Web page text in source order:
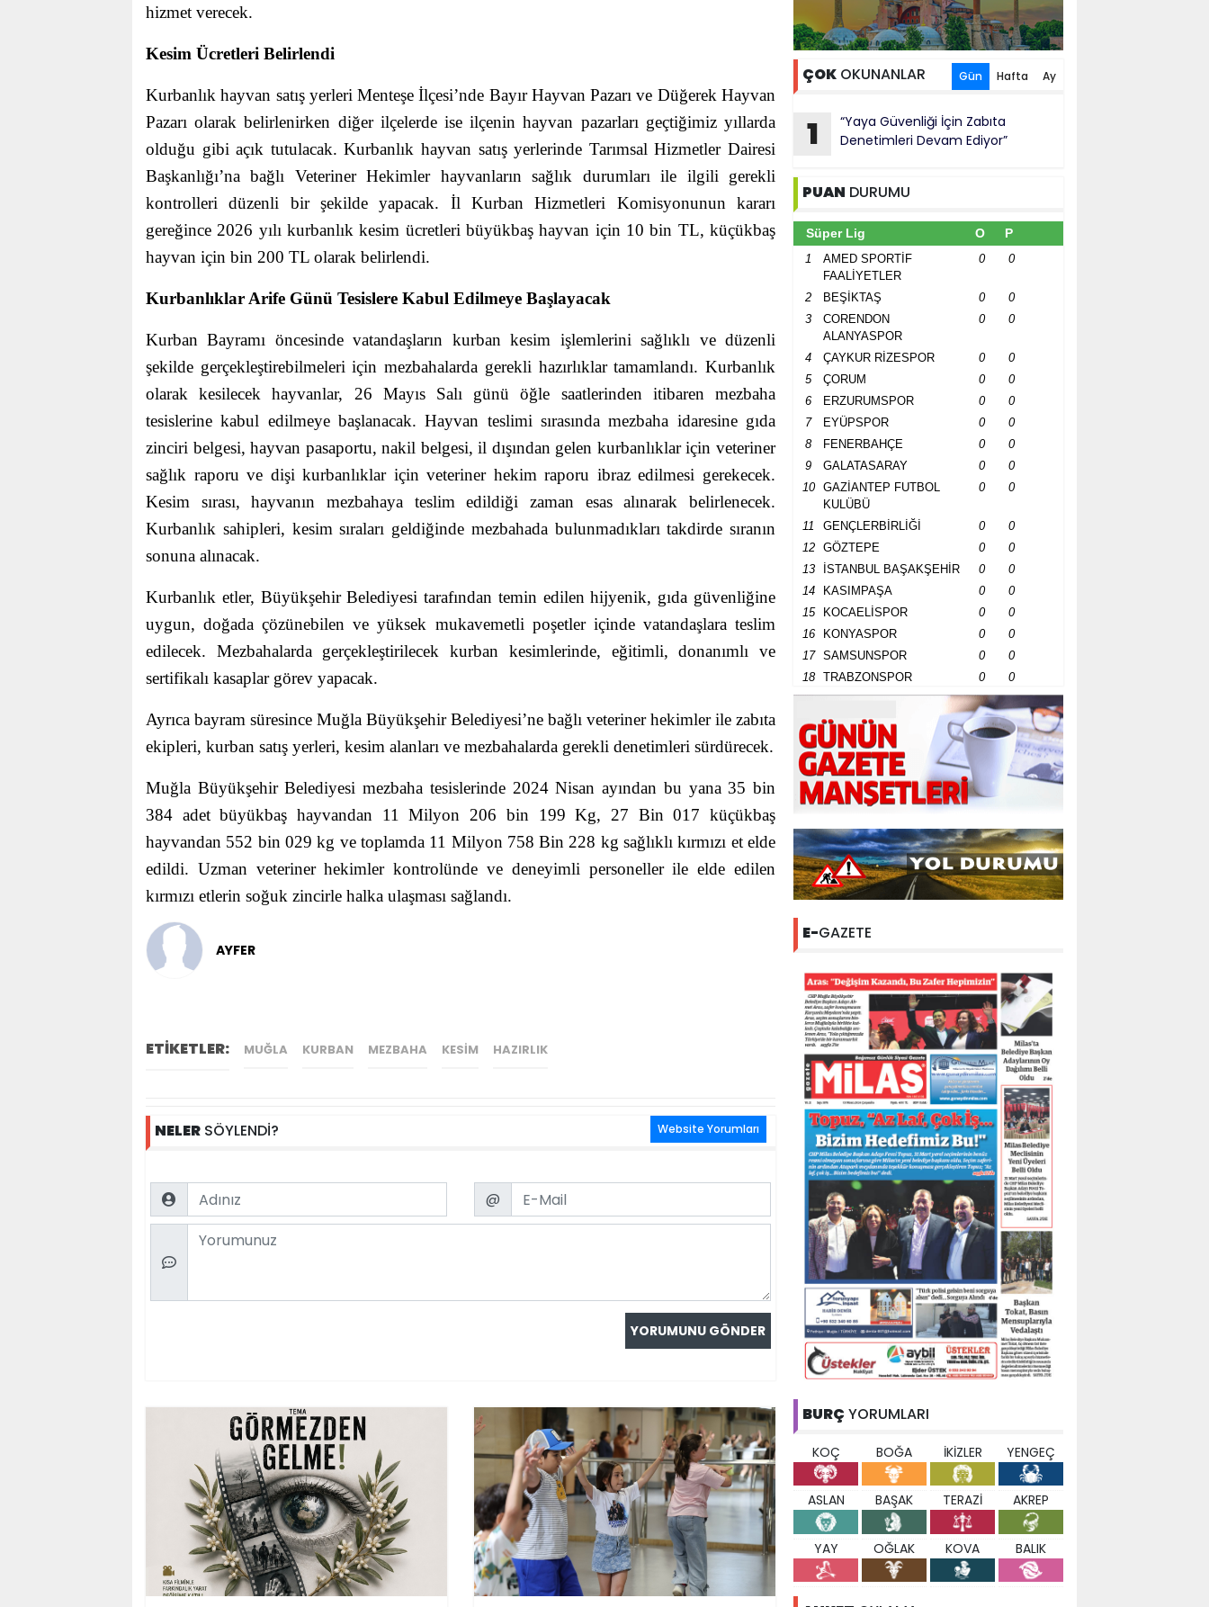
hizmet verecek.
Kesim Ücretleri Belirlendi
Kurbanlık hayvan satış yerleri Menteşe İlçesi’nde Bayır Hayvan Pazarı ve Düğerek Hayvan
Pazarı olarak belirlenirken diğer ilçelerde ise ilçenin hayvan pazarları geçtiğimiz yıllarda
olduğu gibi açık tutulacak. Kurbanlık hayvan satış yerlerinde Tarımsal Hizmetler Dairesi
Başkanlığı’na bağlı Veteriner Hekimler hayvanların sağlık durumları ile ilgili gerekli
kontrolleri düzenli bir şekilde yapacak. İl Kurban Hizmetleri Komisyonunun kararı
gereğince 2026 yılı kurbanlık kesim ücretleri büyükbaş hayvan için 10 bin TL, küçükbaş
hayvan için bin 200 TL olarak belirlendi.
Kurbanlıklar Arife Günü Tesislere Kabul Edilmeye Başlayacak
Kurban Bayramı öncesinde vatandaşların kurban kesim işlemlerini sağlıklı ve düzenli
şekilde gerçekleştirebilmeleri için mezbahalarda gerekli hazırlıklar tamamlandı. Kurbanlık
olarak kesilecek hayvanlar, 26 Mayıs Salı günü öğle saatlerinden itibaren mezbaha
tesislerine kabul edilmeye başlanacak. Hayvan teslimi sırasında mezbaha idaresine gıda
zinciri belgesi, hayvan pasaportu, nakil belgesi, il dışından gelen kurbanlıklar için veteriner
sağlık raporu ve dişi kurbanlıklar için veteriner hekim raporu ibraz edilmesi gerekecek.
Kesim sırası, hayvanın mezbahaya teslim edildiği zaman esas alınarak belirlenecek.
Kurbanlık sahipleri, kesim sıraları geldiğinde mezbahada bulunmadıkları takdirde sıranın
sonuna alınacak.
Kurbanlık etler, Büyükşehir Belediyesi tarafından temin edilen hijyenik, gıda güvenliğine
uygun, doğada çözünebilen ve yüksek mukavemetli poşetler içinde vatandaşlara teslim
edilecek. Mezbahalarda gerçekleştirilecek kurban kesimlerinde, eğitimli, donanımlı ve
sertifikalı kasaplar görev yapacak.
Ayrıca bayram süresince Muğla Büyükşehir Belediyesi’ne bağlı veteriner hekimler ile zabıta
ekipleri, kurban satış yerleri, kesim alanları ve mezbahalarda gerekli denetimleri sürdürecek.
Muğla Büyükşehir Belediyesi mezbaha tesislerinde 2024 Nisan ayından bu yana 35 bin
384 adet büyükbaş hayvandan 11 Milyon 206 bin 199 Kg, 27 Bin 017 küçükbaş
hayvandan 552 bin 029 kg ve toplamda 11 Milyon 758 Bin 228 kg sağlıklı kırmızı et elde
edildi. Uzman veteriner hekimler kontrolünde ve deneyimli personeller ile elde edilen
kırmızı etlerin soğuk zincirle halka ulaşması sağlandı.
AYFER
ETİKETLER: MUĞLA KURBAN MEZBAHA KESIM HAZIRLIK
NELER SÖYLENDİ? Website Yorumları
Name Email
@
Comment
ÇOK OKUNANLAR Gün Hafta Ay
1
“Yaya Güvenliği İçin Zabıta
Denetimleri Devam Ediyor”
PUAN DURUMU
Süper Lig O P
1
AMED SPORTİF
FAALİYETLER
0 0
2 BEŞİKTAŞ 0
0
3
CORENDON
ALANYASPOR
0 0
4 ÇAYKUR RİZESPOR 0
0
5
ÇORUM 0
0
6
ERZURUMSPOR 0
0
7
EYÜPSPOR 0
0
8
FENERBAHÇE 0
0
9
GALATASARAY 0
0
10
GAZİANTEP FUTBOL
KULÜBÜ
0 0
11 GENÇLERBİRLİĞİ 0
0
12
GÖZTEPE 0
0
13
İSTANBUL BAŞAKŞEHİR 0
0
14
KASIMPAŞA 0
0
15
KOCAELİSPOR 0
0
16
KONYASPOR 0
0
17
SAMSUNSPOR 0
0
18
TRABZONSPOR 0 0
E-GAZETE
BURÇ YORUMLARI
KOÇ BOĞA İKİZLER YENGEÇ
ASLAN BAŞAK TERAZİ AKREP
YAY OĞLAK KOVA BALIK